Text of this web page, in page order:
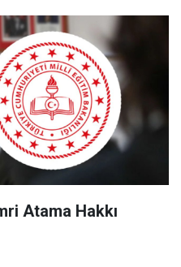
Atama Hakkı